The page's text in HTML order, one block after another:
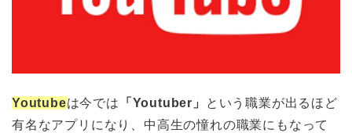
Youtubeは今では 「Youtuber」
という職業が出るほど
有名なアプリになり、中高生の憧れの職業にもなって